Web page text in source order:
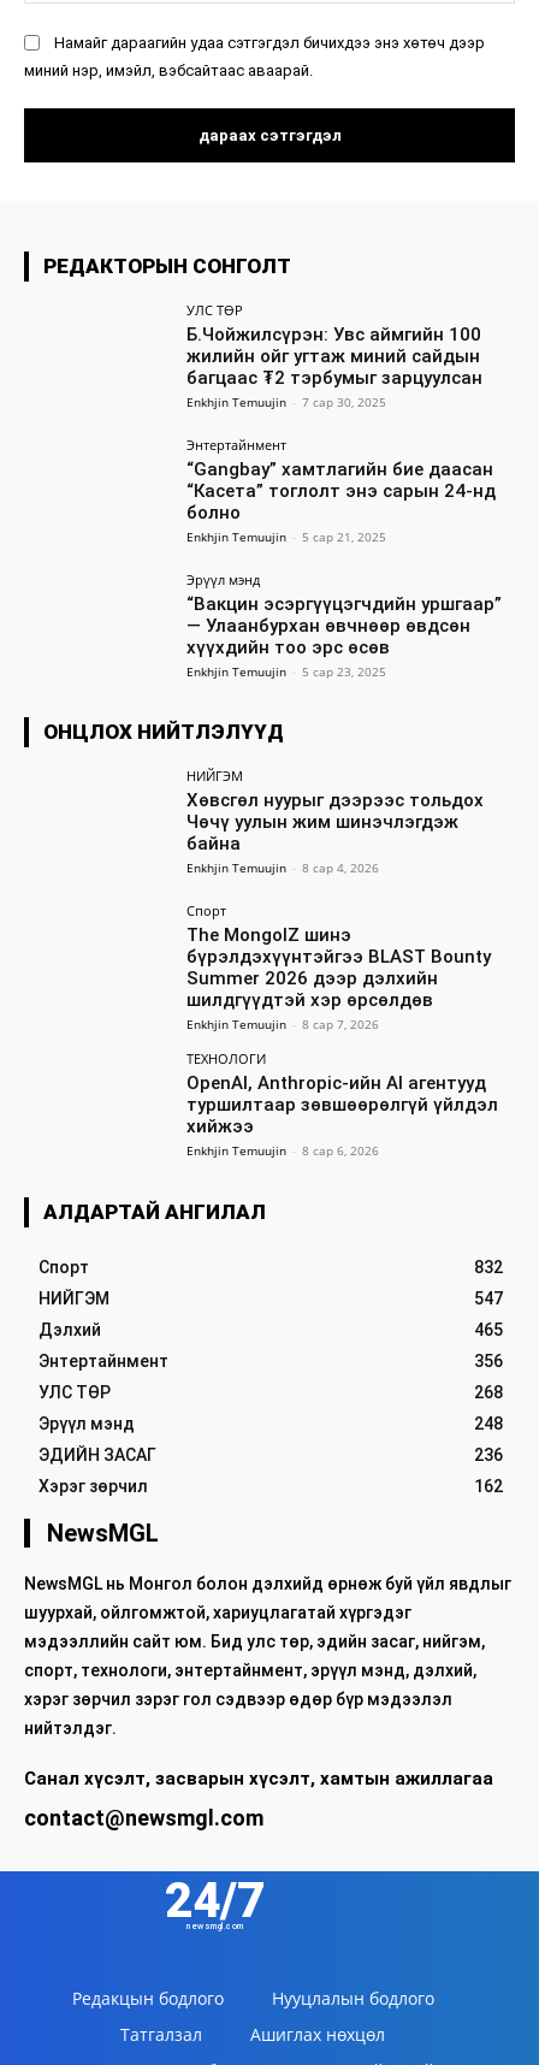
Намайг дараагийн удаа сэтгэгдэл бичихдээ энэ хөтөч дээр
миний нэр, имэйл, вэбсайтаас аваарай.
РЕДАКТОРЫН СОНГОЛТ
УЛС ТӨР
Б.Чойжилсүрэн: Увс аймгийн 100
жилийн ойг угтаж миний сайдын
багцаас ₮2 тэрбумыг зарцуулсан
Enkhjin Temuujin - 7 сар 30, 2025
Энтертайнмент
“Gangbay” хамтлагийн бие даасан
“Касета” тоглолт энэ сарын 24-нд
болно
Enkhjin Temuujin - 5 сар 21, 2025
Эрүүл мэнд
“Вакцин эсэргүүцэгчдийн уршгаар”
— Улаанбурхан өвчнөөр өвдсөн
хүүхдийн тоо эрс өсөв
Enkhjin Temuujin - 5 сар 23, 2025
ОНЦЛОХ НИЙТЛЭЛҮҮД
НИЙГЭМ
Хөвсгөл нуурыг дээрээс тольдох
Чөчү уулын жим шинэчлэгдэж
байна
Enkhjin Temuujin - 8 сар 4, 2026
Спорт
The MongolZ шинэ
бүрэлдэхүүнтэйгээ BLAST Bounty
Summer 2026 дээр дэлхийн
шилдгүүдтэй хэр өрсөлдөв
Enkhjin Temuujin - 8 сар 7, 2026
ТЕХНОЛОГИ
OpenAI, Anthropic-ийн AI агентууд
туршилтаар зөвшөөрөлгүй үйлдэл
хийжээ
Enkhjin Temuujin - 8 сар 6, 2026
АЛДАРТАЙ АНГИЛАЛ
Спорт
832
НИЙГЭМ
547
Дэлхий
465
Энтертайнмент
356
УЛС ТӨР
268
Эрүүл мэнд
248
ЭДИЙН ЗАСАГ
236
Хэрэг зөрчил
162
NewsMGL
NewsMGL нь Монгол болон дэлхийд өрнөж буй үйл явдлыг
шуурхай, ойлгомжтой, хариуцлагатай хүргэдэг
мэдээллийн сайт юм. Бид улс төр, эдийн засаг, нийгэм,
спорт, технологи, энтертайнмент, эрүүл мэнд, дэлхий,
хэрэг зөрчил зэрэг гол сэдвээр өдөр бүр мэдээлэл
нийтэлдэг.
Санал хүсэлт, засварын хүсэлт, хамтын ажиллагаа
contact@newsmgl.com
24/7
newsmgl.com
Редакцын бодлого
Нууцлалын бодлого
Татгалзал
Ашиглах нөхцөл